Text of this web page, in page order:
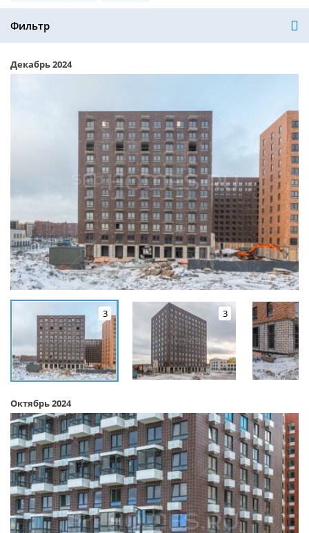
Фильтр
Декабрь 2024
3 3
Октябрь 2024